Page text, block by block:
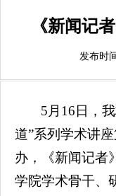
《新闻记
发布时
5月16日，
道”系列学术讲
办，《新闻记者
学院学术骨干、